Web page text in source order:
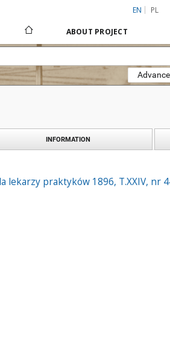
EN PL
ABOUT PROJECT
INFORMATION
lekarzy praktyków 1896, T.XXIV, nr